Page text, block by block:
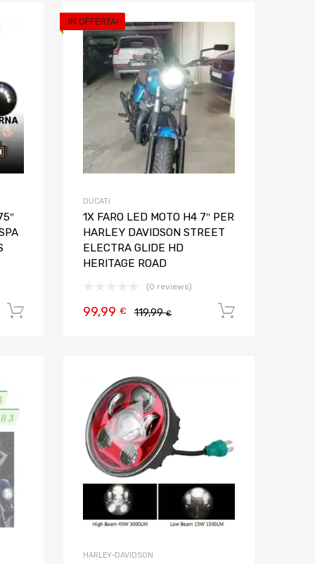
Aggiungi ai preferiti
Aggiungi al confronto
Aggiungi al carrello
IN OFFERTA!
DUCATI
1X FARO LED MOTO H4 7″ PER
HARLEY DAVIDSON STREET
ELECTRA GLIDE HD
HERITAGE ROAD
(0 reviews)
119,99€
99,99 €
Aggiungi ai preferiti
Aggiungi al confronto
HARLEY-DAVIDSON